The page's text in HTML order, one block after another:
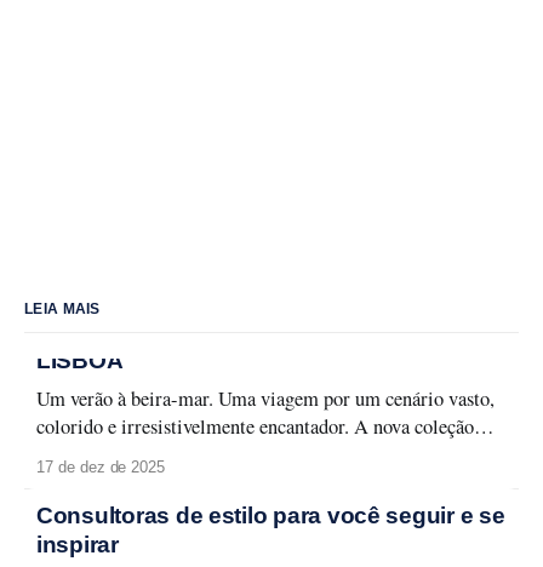
LEIA MAIS
LISBOA
Um verão à beira-mar. Uma viagem por um cenário vasto,
colorido e irresistivelmente encantador. A nova coleção
Lisboa celebra a capital lusitana em toda a sua forma leve e
contam histórias memoráveis. Lisboa se revela em detalhes
que traduzem seu espírito urbano
17 de dez de 2025
Consultoras de estilo para você seguir e se
inspirar